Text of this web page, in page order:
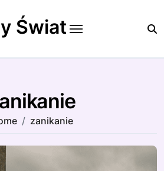
Świat
zanikanie